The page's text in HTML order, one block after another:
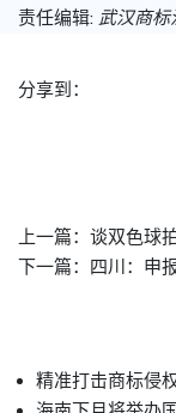
责任编辑: 武汉商标
分享到：
上一篇： 谈双色球
下一篇： 四川：申
精准打击商标侵